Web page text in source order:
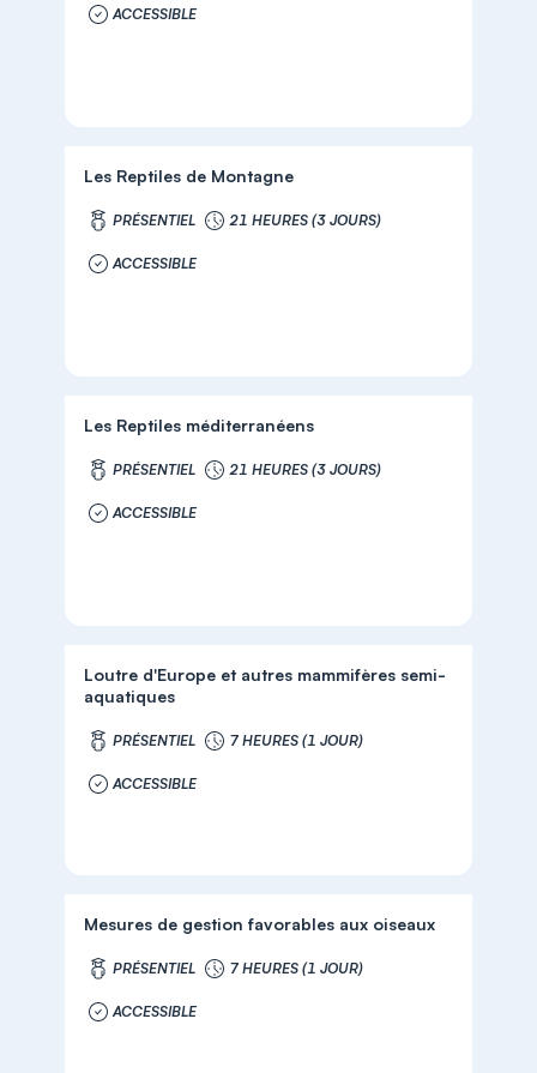
ACCESSIBLE
Les Reptiles de Montagne
PRÉSENTIEL 21 HEURES (3 JOURS)
ACCESSIBLE
Les Reptiles méditerranéens
PRÉSENTIEL 21 HEURES (3 JOURS)
ACCESSIBLE
Loutre d'Europe et autres mammifères semi-
aquatiques
PRÉSENTIEL 7 HEURES (1 JOUR)
ACCESSIBLE
Mesures de gestion favorables aux oiseaux
PRÉSENTIEL 7 HEURES (1 JOUR)
ACCESSIBLE